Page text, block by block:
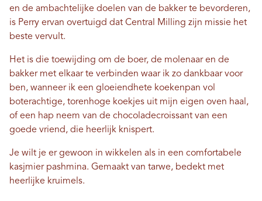
en de ambachtelijke doelen van de bakker te bevorderen,
is Perry ervan overtuigd dat Central Milling zijn missie het
beste vervult.
Het is die toewijding om de boer, de molenaar en de
bakker met elkaar te verbinden waar ik zo dankbaar voor
ben, wanneer ik een gloeiendhete koekenpan vol
boterachtige, torenhoge koekjes uit mijn eigen oven haal,
of een hap neem van de chocoladecroissant van een
goede vriend, die heerlijk knispert.
Je wilt je er gewoon in wikkelen als in een comfortabele
kasjmier pashmina. Gemaakt van tarwe, bedekt met
heerlijke kruimels.